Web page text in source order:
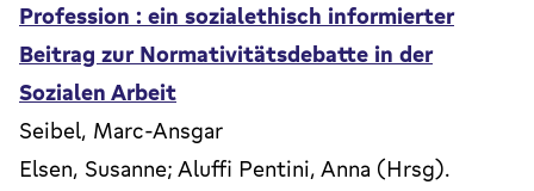
Profession : ein sozialethisch informierter
Beitrag zur Normativitätsdebatte in der
Sozialen Arbeit
Seibel, Marc-Ansgar
Elsen, Susanne; Aluffi Pentini, Anna (Hrsg).